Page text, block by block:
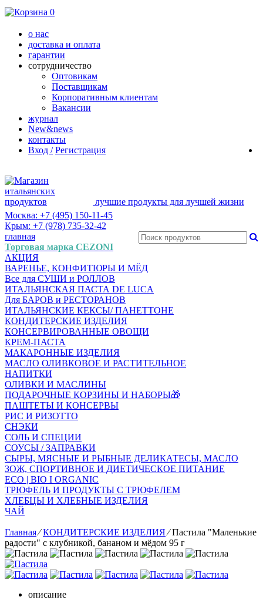
0
о нас
доставка и оплата
гарантии
сотрудничество
Оптовикам
Поставщикам
Корпоративным клиентам
Вакансии
журнал
New&news
контакты
Вход / Регистрация
лучшие продукты для лучшей жизни
Москва: +7 (495) 150-11-45
Крым: +7 (978) 735-32-42
главная
Торговая марка CEZONI
АКЦИЯ
ВАРЕНЬЕ, КОНФИТЮРЫ И МЁД
Все для СУШИ и РОЛЛОВ
ИТАЛЬЯНСКАЯ ПАСТА DE LUCA
Для БАРОВ и РЕСТОРАНОВ
ИТАЛЬЯНСКИЕ КЕКСЫ/ ПАНЕТТОНЕ
КОНДИТЕРСКИЕ ИЗДЕЛИЯ
КОНСЕРВИРОВАННЫЕ ОВОЩИ
КРЕМ-ПАСТА
МАКАРОННЫЕ ИЗДЕЛИЯ
МАСЛО ОЛИВКОВОЕ И РАСТИТЕЛЬНОЕ
НАПИТКИ
ОЛИВКИ И МАСЛИНЫ
ПОДАРОЧНЫЕ КОРЗИНЫ И НАБОРЫ🎁
ПАШТЕТЫ И КОНСЕРВЫ
РИС И РИЗОТТО
СНЭКИ
СОЛЬ И СПЕЦИИ
СОУСЫ / ЗАПРАВКИ
СЫРЫ, МЯСНЫЕ И РЫБНЫЕ ДЕЛИКАТЕСЫ, МАСЛО
ЗОЖ, СПОРТИВНОЕ И ДИЕТИЧЕСКОЕ ПИТАНИЕ
ECO | BIO I ORGANIC
ТРЮФЕЛЬ И ПРОДУКТЫ С ТРЮФЕЛЕМ
ХЛЕБЦЫ И ХЛЕБНЫЕ ИЗДЕЛИЯ
ЧАЙ
Главная⁄КОНДИТЕРСКИЕ ИЗДЕЛИЯ ⁄ Пастила "Маленькие
радости" с клубникой, бананом и мёдом 95 г
описание